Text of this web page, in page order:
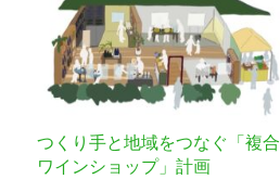
つくり手と地域をつなぐ「複合
ワインショップ」計画